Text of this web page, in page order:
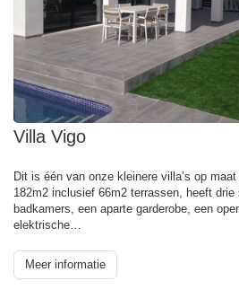
Villa Vigo
Dit is één van onze kleinere villa’s op
182m2 inclusief 66m2 terrassen, heeft
badkamers, een aparte garderobe, een
elektrische…
Meer informatie